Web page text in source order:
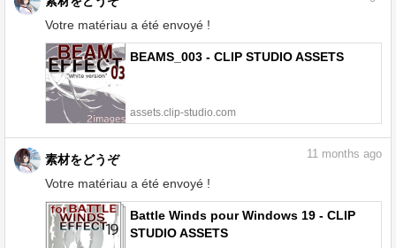
Votre matériau a été envoyé !
BEAMS_003 - CLIP STUDIO ASSETS
assets.clip-studio.com
素材をどうぞ
Votre matériau a été envoyé !
11 months ago
Battle Winds pour Windows 19 - CLIP
STUDIO ASSETS